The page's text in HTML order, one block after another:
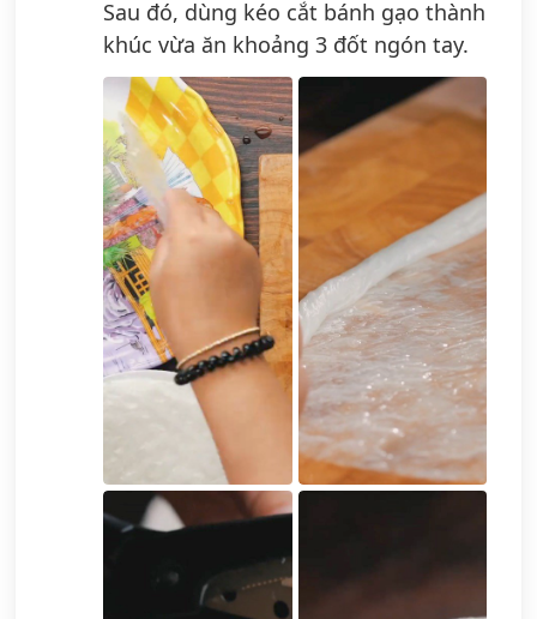
Sau đó, dùng kéo cắt bánh gạo thành
khúc vừa ăn khoảng 3 đốt ngón tay.